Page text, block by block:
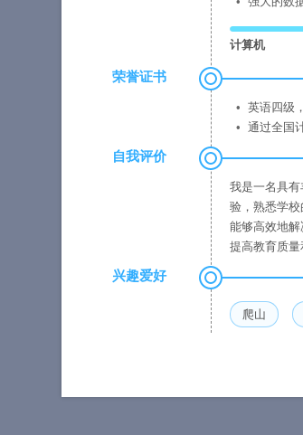
计算机
荣誉证书
英语四级
通过全国
自我评价
我是一名具
验，熟悉学
能够高效地
提高教育质量
兴趣爱好
爬山